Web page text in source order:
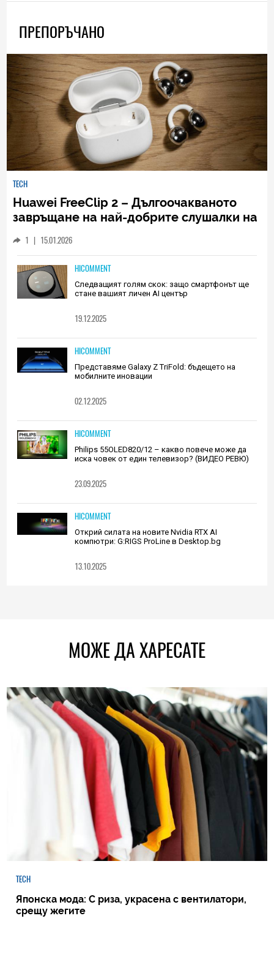
ПРЕПОРЪЧАНО
TECH
Huawei FreeClip 2 – Дългоочакваното
завръщане на най-добрите слушалки на
1 | 15.01.2026
HICOMMENT
Следващият голям скок: защо смартфонът ще
стане вашият личен AI център
19.12.2025
HICOMMENT
Представяме Galaxy Z TriFold: бъдещето на
мобилните иновации
02.12.2025
HICOMMENT
Philips 55OLED820/12 – какво повече може да
иска човек от един телевизор? (ВИДЕО РЕВЮ)
23.09.2025
HICOMMENT
Открий силата на новите Nvidia RTX AI
компютри: G:RIGS ProLine в Desktop.bg
13.10.2025
МОЖЕ ДА ХАРЕСАТЕ
TECH
Японска мода: С риза, украсена с вентилатори,
срещу жегите